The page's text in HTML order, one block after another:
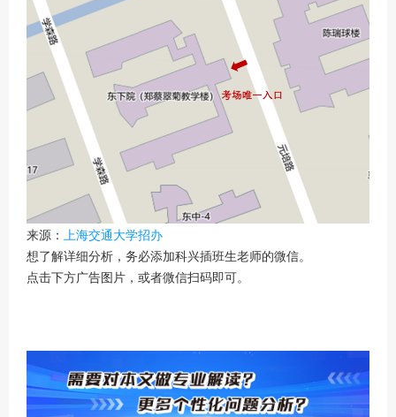
来源： 上海交通大学招办
想了解详细分析，务必添加科兴插班生老师的微信。
点击下方广告图片，或者微信扫码即可。